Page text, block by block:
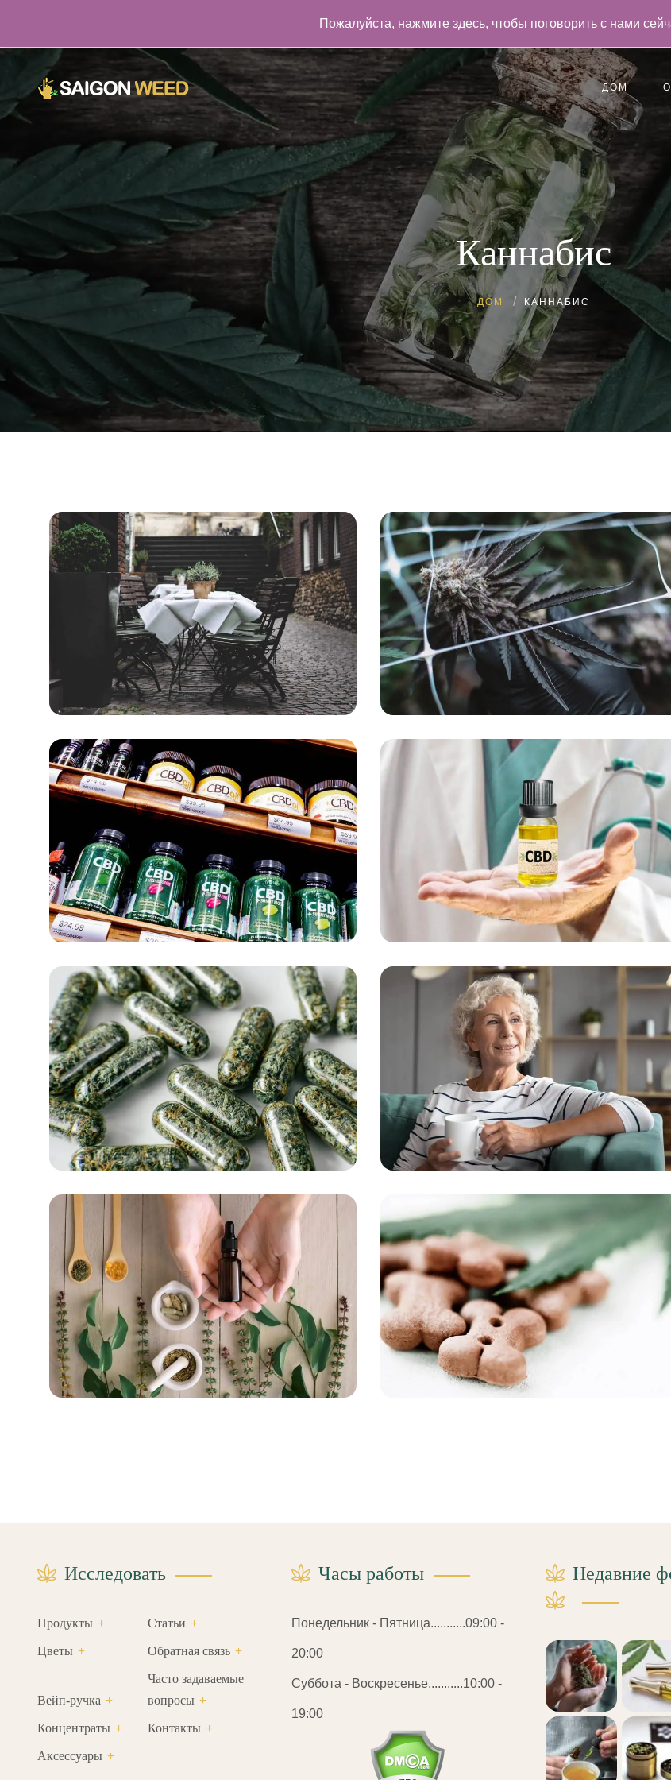
ДОМ
Отзывы
Часто
Каннабис
ДОМ КАННАБИС
Исследовать
Продукты Статьи
Цветы Обратная связь
Вейп-ручка
Часто задаваемые
вопросы
Концентраты Контакты
Аксессуары
Часы работы
Понедельник - Пятница...........09:00 -
20:00
Суббота - Воскресенье...........10:00 -
19:00
Недавние
Пожалуйста, нажмите здесь, чтобы поговорить с нами